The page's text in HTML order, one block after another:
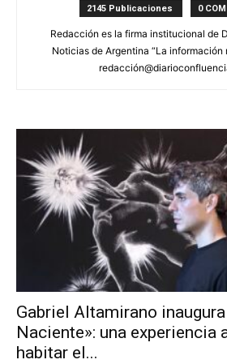
2145 Publicaciones 0
Redacción es la firma institucional de
Noticias de Argentina “La información
Gabriel Altamirano
Naciente»: una experiencia
habitar el...